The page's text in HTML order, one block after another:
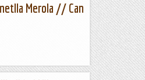
Merola // Can